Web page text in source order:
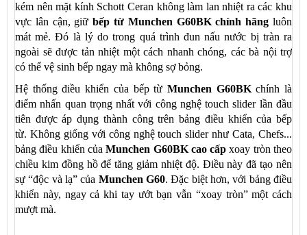
kém nên mặt kính Schott Ceran không làm lan nhiệt ra các khu
vực lân cận, giữbếp từ Munchen G60BK chính hãng luôn
mát mẻ. Đó là lý do trong quá trình đun nấu nước bị tràn ra
ngoài sẽ được tản nhiệt một cách nhanh chóng, các bà nội trợ
có thể vệ sinh bếp ngay mà không sợ bỏng.
Hệ thống điều khiển của bếp từ Munchen G60BKchính là
điểm nhấn quan trọng nhất với công nghệ touch slider lần đầu
tiên được áp dụng thành công trên bảng điều khiển của bếp
từ. Không giống với công nghệ touch slider như Cata, Chefs...
bảng điều khiển củaMunchen G60BK cao cấp xoay tròn theo
chiều kim đồng hồ để tăng giảm nhiệt độ. Điều này đã tạo nên
sự “độc và lạ” của Munchen G60. Đặc biệt hơn, với bảng điều
khiển này, ngay cả khi tay ướt bạn vẫn “xoay tròn” một cách
mượt mà.